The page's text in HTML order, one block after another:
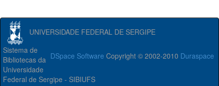
UNIVERSIDADE FEDERAL DE SERGIPE
DSpace Software Copyright © 2002-2010 Duraspace
Sistema de
Bibliotecas da
Universidade
Federal de Sergipe - SIBIUFS